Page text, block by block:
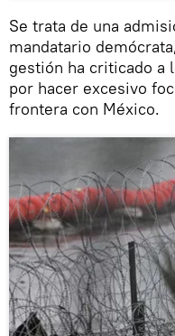
Se trata de una
mandatario
gestión ha criticado a
por hacer excesivo
frontera con México.